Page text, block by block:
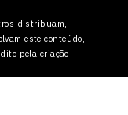
distribuam,
este conteúdo,
pela criação